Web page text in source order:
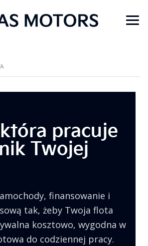
pracuje
Twojej
finansowanie i
tak, żeby Twoja flota
kosztowo, wygodna w
do codziennej pracy.